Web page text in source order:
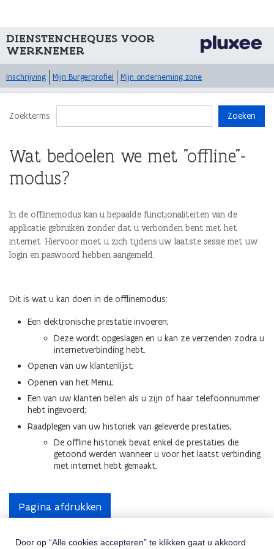
DIENSTENCHEQUES VOOR
WERKNEMER
Inschrijving Mijn Burgerprofiel Mijn onderneming zone
Zoekterms Zoeken
Wat bedoelen we met "offline"-
modus?
In de offlinemodus kan u bepaalde functionaliteiten van de
applicatie gebruiken zonder dat u verbonden bent met het
internet. Hiervoor moet u zich tijdens uw laatste sessie met uw
login en paswoord hebben aangemeld.
Dit is wat u kan doen in de offlinemodus:
Een elektronische prestatie invoeren;
Deze wordt opgeslagen en u kan ze verzenden zodra u
internetverbinding hebt.
Openen van uw klantenlijst;
Openen van het Menu;
Een van uw klanten bellen als u zijn of haar telefoonnummer
hebt ingevoerd;
Raadplegen van uw historiek van geleverde prestaties;
De offline historiek bevat enkel de prestaties die
getoond werden wanneer u voor het laatst verbinding
met internet hebt gemaakt.
Pagina afdrukken
Door op “Alle cookies accepteren” te klikken gaat u akkoord